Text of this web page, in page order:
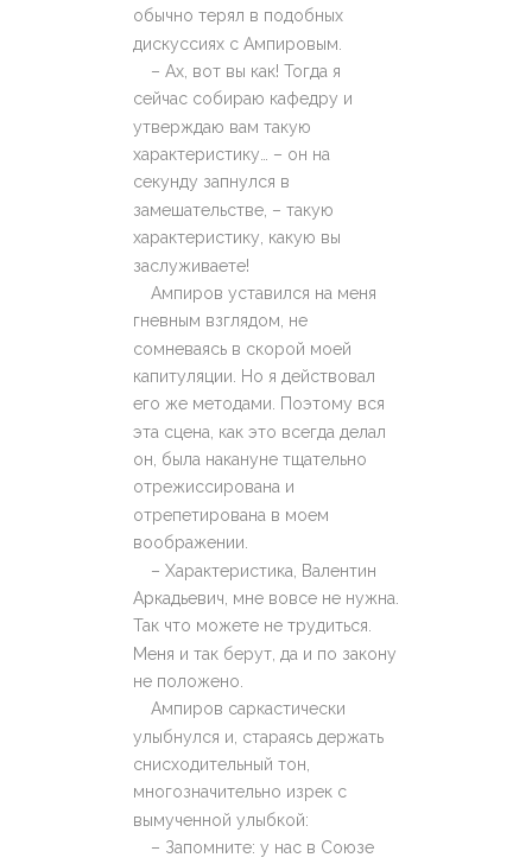
обычно терял в подобных
дискуссиях с Ампировым.
– Ах, вот вы как! Тогда я
сейчас собираю кафедру и
утверждаю вам такую
характеристику… – он на
секунду запнулся в
замешательстве, – такую
характеристику, какую вы
заслуживаете!
Ампиров уставился на меня
гневным взглядом, не
сомневаясь в скорой моей
капитуляции. Но я действовал
его же методами. Поэтому вся
эта сцена, как это всегда делал
он, была накануне тщательно
отрежиссирована и
отрепетирована в моем
воображении.
– Характеристика, Валентин
Аркадьевич, мне вовсе не нужна.
Так что можете не трудиться.
Меня и так берут, да и по закону
не положено.
Ампиров саркастически
улыбнулся и, стараясь держать
снисходительный тон,
многозначительно изрек с
вымученной улыбкой:
– Запомните: у нас в Союзе